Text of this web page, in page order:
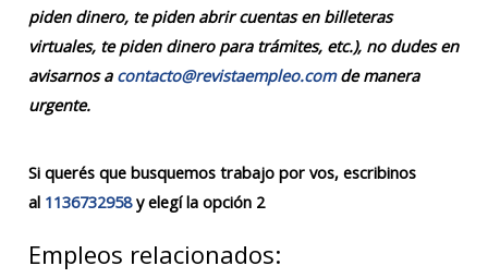
piden dinero, te piden abrir cuentas en billeteras
virtuales, te piden dinero para trámites, etc.), no dudes en
avisarnos a contacto@revistaempleo.comde manera
urgente.
Si querés que busquemos trabajo por vos, escribinos
al 1136732958y elegí la opción 2
Empleos relacionados: